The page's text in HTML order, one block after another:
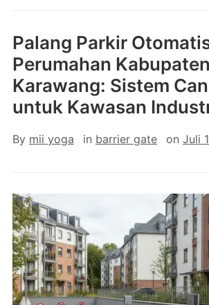
Palang Parkir
Perumahan Kabupaten
Karawang: Sistem
untuk Kawasan
By mii yoga in barrier gate on Juli